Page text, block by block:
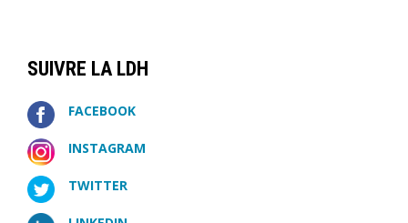
SUIVRE LA LDH
FACEBOOK
INSTAGRAM
TWITTER